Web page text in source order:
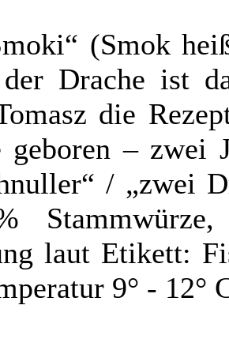
(Smok
Drache ist
die
– zwei
/ „zwei
laut Etikett:
9° - 12°